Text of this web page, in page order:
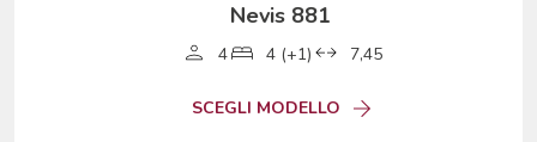
Nevis 881
4 4 (+1) 7,45
SCEGLI MODELLO